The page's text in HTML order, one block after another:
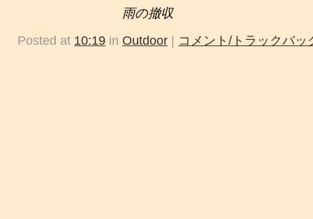
雨の撤収
Posted at 10:19 in Outdoor コメント/トラックバッ